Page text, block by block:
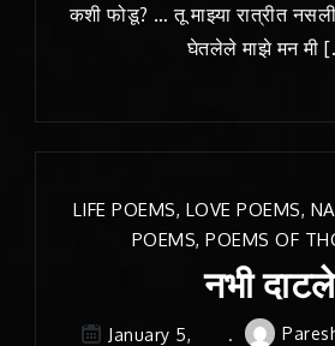
कशी फोडू? … तू माझ्या रात्रीत
घेतलेले माझे मन मी
LIFE POEMS, LOVE POEMS,
POEMS,POEMS OF
नभी दाटले
January 5,